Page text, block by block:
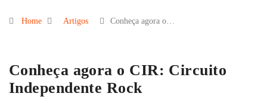
Home Artigos Conheça agora o…
Conheça agora o CIR: Circuito
Independente Rock